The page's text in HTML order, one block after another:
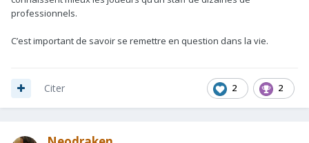
professionnels.
C’est important de savoir se remettre en question dans la vie.
2 2
Citer